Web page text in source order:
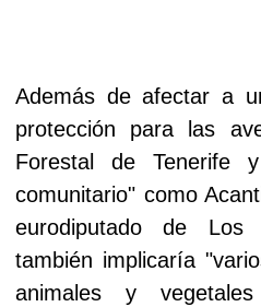
Además de afectar a
protección para las
Forestal de Tenerife
comunitario" como
eurodiputado de Los
también implicaría
animales y